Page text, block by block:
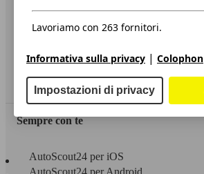
Privacy
Dichiarazione di Accessibilità
Servizi
Area rivenditori
Sempre con te
AutoScout24 per iOS
AutoScout24 per Android
Lavoriamo con 263 fornitori.
Informativa sulla privacy | Colophon
Impostazioni di privacy